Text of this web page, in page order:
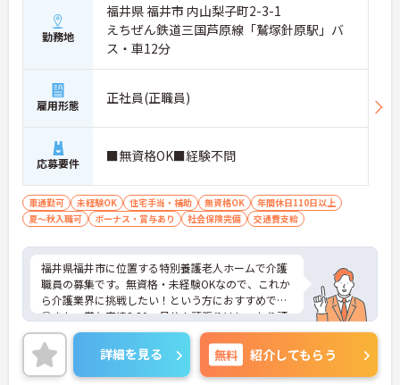
勤務地
福井県 福井市 内山梨子町2-3-1
えちぜん鉄道三国芦原線「鷲塚針原駅」バ
ス・車12分
雇用形態 正社員(正職員)
応募要件 ■無資格OK■経験不問
車通勤可 未経験OK 住宅手当・補助 無資格OK
年間休日110日以上
夏～秋入職可
ボーナス・賞与あり 社会保険完備 交通費支給
福井県福井市に位置する特別養護老人ホームで介護
職員の募集です。無資格・未経験OKなので、これか
ら介護業界に挑戦したい！という方におすすめです
◎また、賞与実績3.80ヶ月分！頑張りはしっかり評
価され還元されます♪ご興味のある方はご面接のポ
イントお伝えしますのでご気軽にお問い合わせくだ
さい。
詳細を見る 無料 紹介してもらう